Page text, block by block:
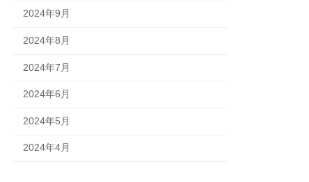
2024年9月
2024年8月
2024年7月
2024年6月
2024年5月
2024年4月